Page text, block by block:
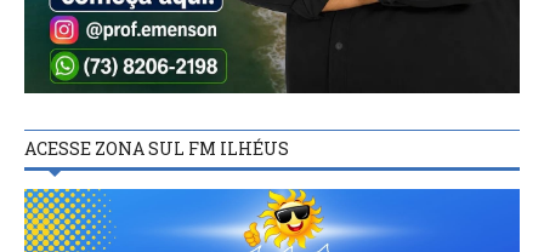
ACESSE ZONA SUL FM ILHÉUS